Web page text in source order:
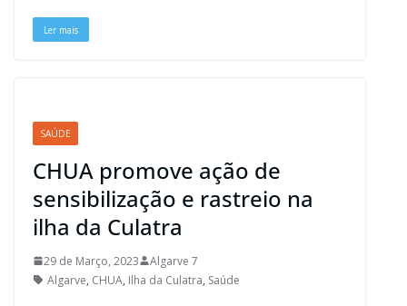
Ler mais
SAÚDE
CHUA promove ação de
sensibilização e rastreio na
ilha da Culatra
29 de Março, 2023
Algarve 7
Algarve, CHUA, Ilha da Culatra, Saúde